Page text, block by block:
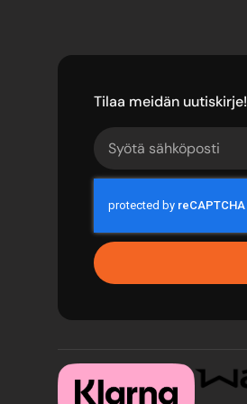
Tilaa meidän uutiskirje!